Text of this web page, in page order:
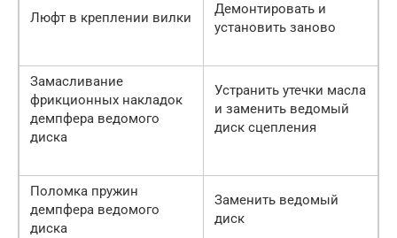
Люфт в креплении вилки
Демонтировать и
установить заново
Замасливание
фрикционных накладок
демпфера ведомого
диска
Устранить утечки масла
и заменить ведомый
диск сцепления
Поломка пружин
демпфера ведомого
диска
Заменить ведомый
диск